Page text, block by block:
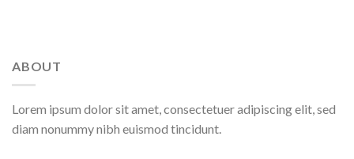
ABOUT
Lorem ipsum dolor sit amet, consectetuer adipiscing elit, sed
diam nonummy nibh euismod tincidunt.